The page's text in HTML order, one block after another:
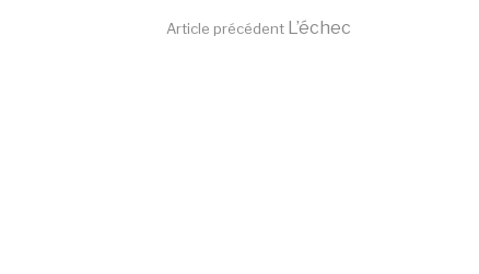
Lire
Article précédent L’échec